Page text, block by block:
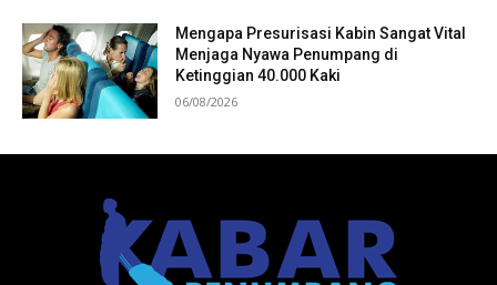
Mengapa Presurisasi Kabin Sangat Vital
Menjaga Nyawa Penumpang di
Ketinggian 40.000 Kaki
06/08/2026